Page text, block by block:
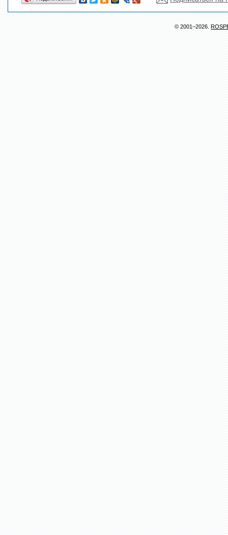
© 2001–2026.